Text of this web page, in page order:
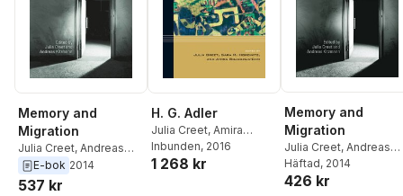
Memory and
Migration
Julia Creet, Andreas
Kitzmann
E-bok 2014
537 kr
H. G. Adler
Julia Creet, Amira
Bojadzija-Dan,
Horowitz
Inbunden, 2016
1 268 kr
Memory and
Migration
Julia Creet, Andreas
Kitzmann
Häftad, 2014
426 kr